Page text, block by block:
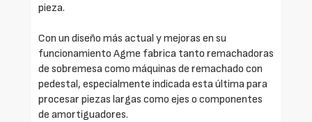
pieza.
Con un diseño más actual y mejoras en su
funcionamiento Agme fabrica tanto remachadoras
de sobremesa como máquinas de remachado con
pedestal, especialmente indicada esta última para
procesar piezas largas como ejes o componentes
de amortiguadores.